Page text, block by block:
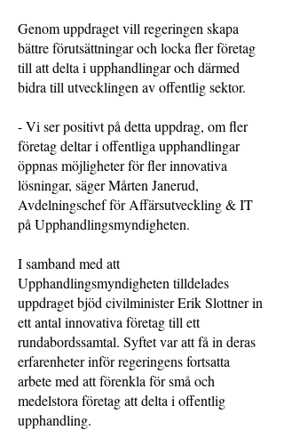
Genom uppdraget vill regeringen skapa
bättre förutsättningar och locka fler företag
till att delta i upphandlingar och därmed
bidra till utvecklingen av offentlig sektor.
- Vi ser positivt på detta uppdrag, om fler
företag deltar i offentliga upphandlingar
öppnas möjligheter för fler innovativa
lösningar, säger Mårten Janerud,
Avdelningschef för Affärsutveckling & IT
på Upphandlingsmyndigheten.
I samband med att
Upphandlingsmyndigheten tilldelades
uppdraget bjöd civilminister Erik Slottner in
ett antal innovativa företag till ett
rundabordssamtal. Syftet var att få in deras
erfarenheter inför regeringens fortsatta
arbete med att förenkla för små och
medelstora företag att delta i offentlig
upphandling.